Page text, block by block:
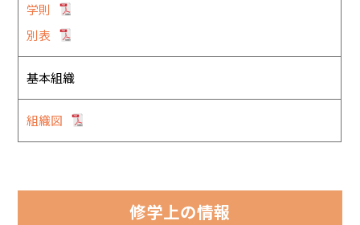
学則
別表
基本組織
組織図
修学上の情報